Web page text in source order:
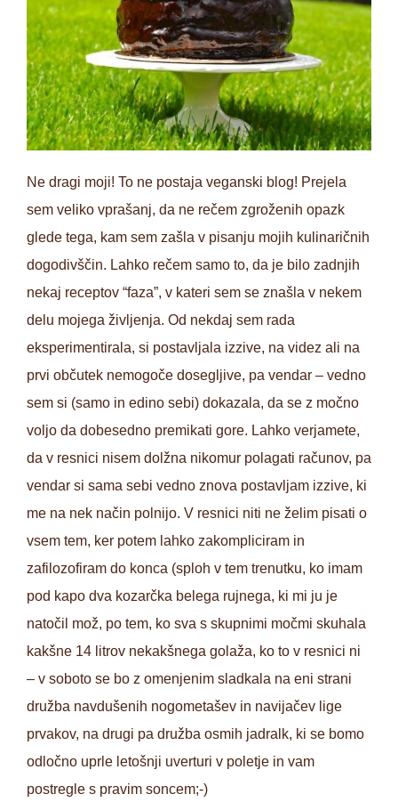
Ne dragi moji! To ne postaja veganski blog! Prejela
sem veliko vprašanj, da ne rečem zgroženih opazk
glede tega, kam sem zašla v pisanju mojih kulinaričnih
dogodivščin. Lahko rečem samo to, da je bilo zadnjih
nekaj receptov “faza”, v kateri sem se znašla v nekem
delu mojega življenja. Od nekdaj sem rada
eksperimentirala, si postavljala izzive, na videz ali na
prvi občutek nemogoče dosegljive, pa vendar – vedno
sem si (samo in edino sebi) dokazala, da se z močno
voljo da dobesedno premikati gore. Lahko verjamete,
da v resnici nisem dolžna nikomur polagati računov, pa
vendar si sama sebi vedno znova postavljam izzive, ki
me na nek način polnijo. V resnici niti ne želim pisati o
vsem tem, ker potem lahko zakompliciram in
zafilozofiram do konca (sploh v tem trenutku, ko imam
pod kapo dva kozarčka belega rujnega, ki mi ju je
natočil mož, po tem, ko sva s skupnimi močmi skuhala
kakšne 14 litrov nekakšnega golaža, ko to v resnici ni
– v soboto se bo z omenjenim sladkala na eni strani
družba navdušenih nogometašev in navijačev lige
prvakov, na drugi pa družba osmih jadralk, ki se bomo
odločno uprle letošnji uverturi v poletje in vam
postregle s pravim soncem;-)